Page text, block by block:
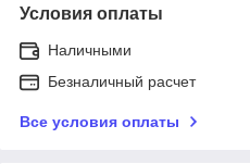
Условия оплаты
Наличными
Безналичный расчет
Все условия оплаты